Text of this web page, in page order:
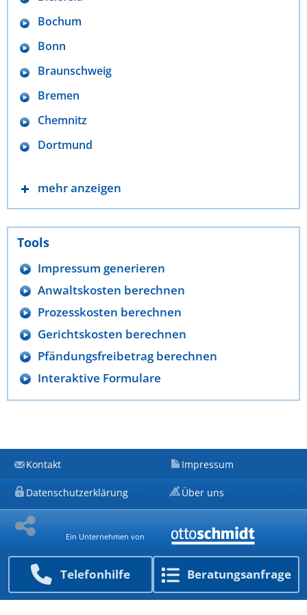
Telefon­hilfe Beratungs­anfrage
Bochum
Bonn
Braunschweig
Bremen
Chemnitz
Dortmund
mehr anzeigen
Tools
Impressum generieren
Anwaltskosten berechnen
Prozesskosten berechnen
Gerichtskosten berechnen
Pfändungsfreibetrag berechnen
Interaktive Formulare
Kontakt Impressum
Datenschutzerklärung Über uns
Ein Unternehmen von